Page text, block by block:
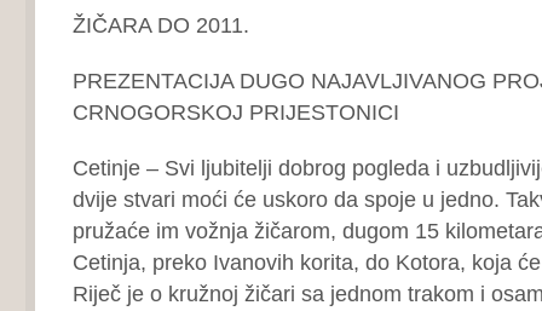
ŽIČARA DO 2011.
PREZENTACIJA DUGO NAJAVLJIVANOG
CRNOGORSKOJ PRIJESTONICI
Cetinje – Svi ljubitelji dobrog pogleda i
dvije stvari moći će uskoro da spoje u jedno.
pružaće im vožnja žičarom, dugom 15
Cetinja, preko Ivanovih korita, do Kotora, koja
Riječ je o kružnoj žičari sa jednom trakom i